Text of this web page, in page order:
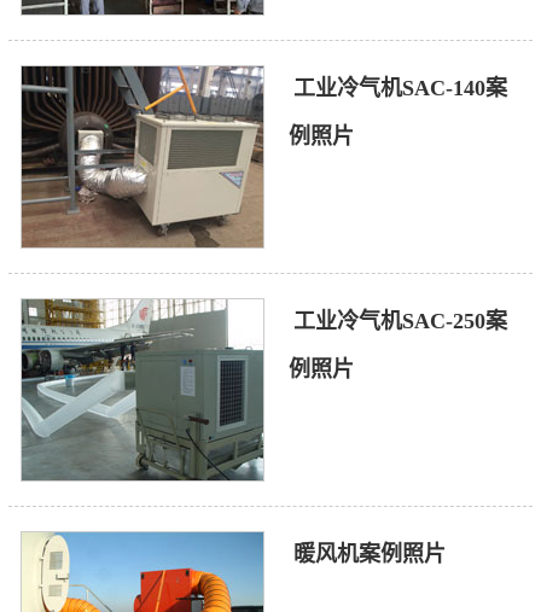
工业冷气机SAC-140案
例照片
工业冷气机SAC-250案
例照片
暖风机案例照片